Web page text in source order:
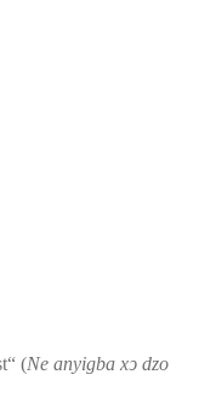
(Ne anyigba xͻ dzo